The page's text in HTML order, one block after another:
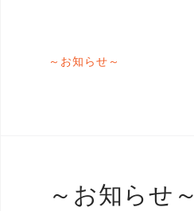
～お知らせ～
～お知らせ～